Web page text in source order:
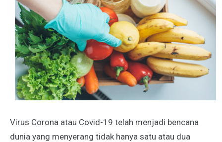
Virus Corona atau Covid-19 telah menjadi bencana
dunia yang menyerang tidak hanya satu atau dua